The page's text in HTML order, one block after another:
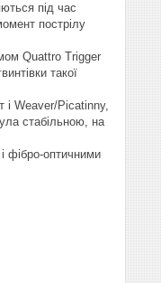
під час
пострілу
Quattro Trigger
такої
і Weaver/Picatinny,
стабільною, на
фібро-оптичними